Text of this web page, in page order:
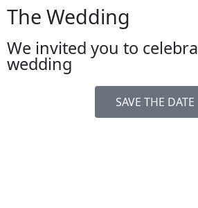
The Wedding
We invited you to
wedding
SAVE THE DATE